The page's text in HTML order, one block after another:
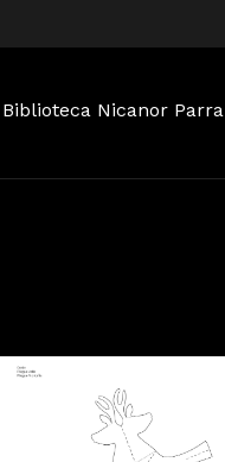
Biblioteca Nicanor Parra